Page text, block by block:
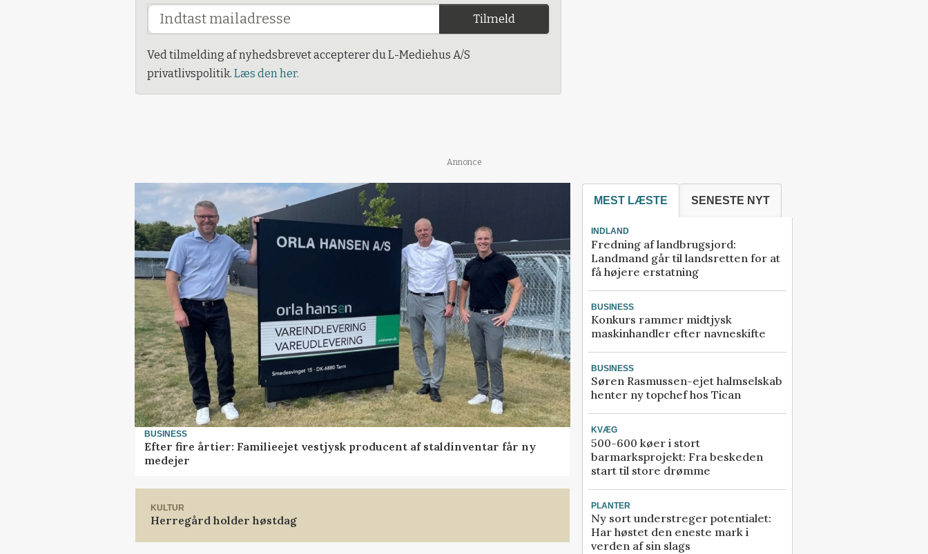
Tilmeld
Ved tilmelding af nyhedsbrevet accepterer du L-Mediehus A/S
privatlivspolitik. Læs den her.
Annonce
BUSINESS
Efter fire årtier: Familieejet vestjysk producent af staldinventar får ny
medejer
KULTUR
Herregård holder høstdag
MEST LÆSTE SENESTE NYT
INDLAND
Fredning af landbrugsjord:
Landmand går til landsretten for at
få højere erstatning
BUSINESS
Konkurs rammer midtjysk
maskinhandler efter navneskifte
BUSINESS
Søren Rasmussen-ejet halmselskab
henter ny topchef hos Tican
KVÆG
500-600 køer i stort
barmarksprojekt: Fra beskeden
start til store drømme
PLANTER
Ny sort understreger potentialet:
Har høstet den eneste mark i
verden af sin slags